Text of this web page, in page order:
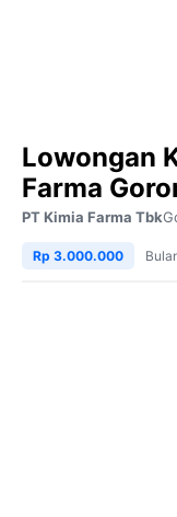
Lowongan
Farma
PT Kimia Farma Tbk
Rp 3.000.000